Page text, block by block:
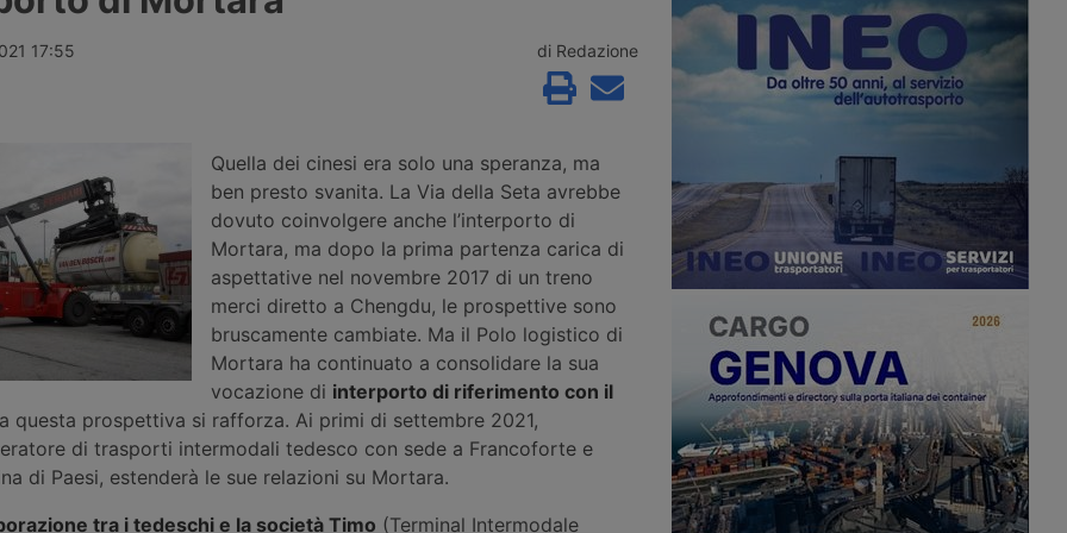
navigano
i noli
e i
strada e
bacino finora considerato al riparo
dal conflitto. La riclassificazione del
Corridor, la rotta Cina-Europa che
usa questo bacino. Rischio di
l’ingresso di FS Logistix nella
compagine. Nel 2025 la rete ha
movimentato oltre 18 milioni di
tonnellate di merci su ferro, quasi il
95% del traffico ferroviario regionale.
17:55 di Redazione
Quella dei cinesi era solo una speranza, ma
ben presto svanita. La Via della Seta avrebbe
dovuto coinvolgere anche l’interporto di
Mortara, ma dopo la prima partenza carica di
aspettative nel novembre 2017 di un treno
merci diretto a Chengdu, le prospettive sono
bruscamente cambiate. Ma il Polo logistico di
Mortara ha continuato a consolidare la sua
vocazione di interporto di riferimento con il
questa prospettiva si rafforza. Ai primi di settembre 2021,
di trasporti intermodali tedesco con sede a Francoforte e
di Paesi, estenderà le sue relazioni su Mortara.
tra i tedeschi e la società Timo (Terminal Intermodale